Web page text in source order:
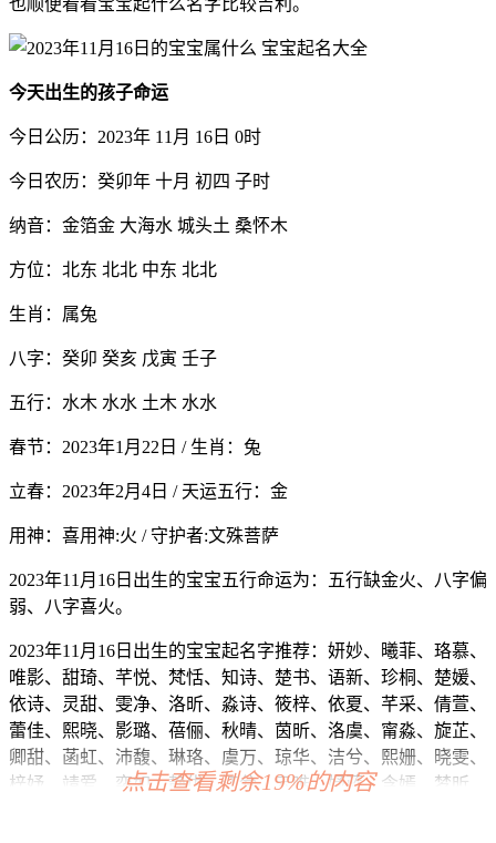
今天出生的孩子命运
今日公历：2023年 11月 16日 0时
今日农历：癸卯年 十月 初四 子时
纳音：金箔金 大海水 城头土 桑怀木
方位：北东 北北 中东 北北
生肖：属兔
八字：癸卯 癸亥 戊寅 壬子
五行：水木 水水 土木 水水
春节：2023年1月22日 / 生肖：兔
立春：2023年2月4日 / 天运五行：金
用神：喜用神:火 / 守护者:文殊菩萨
2023年11月16日出生的宝宝五行命运为：五行缺金火、八字偏
弱、八字喜火。
2023年11月16日出生的宝宝起名字推荐：妍妙、曦菲、珞慕、
唯影、甜琦、芊悦、梵恬、知诗、楚书、语新、珍桐、楚媛、
依诗、灵甜、雯净、洛昕、淼诗、筱梓、依夏、芊采、倩萱、
蕾佳、熙晓、影璐、蓓俪、秋晴、茵昕、洛虞、甯淼、旋芷、
卿甜、菡虹、沛馥、琳珞、虞万、琼华、洁兮、熙姗、晓雯、
梓妤、靖爱、奕如、静优、江兮、云唯、妤蓝、含嫣、梦昕、
点击查看剩余19%的内容